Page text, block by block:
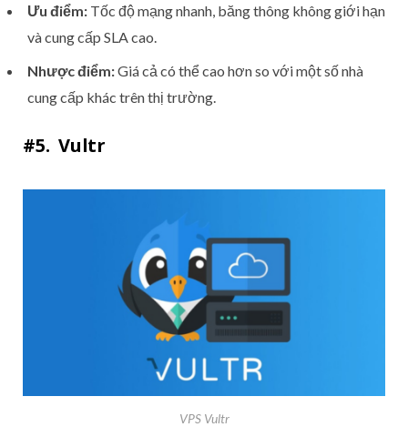
Ưu điểm: Tốc độ mạng nhanh, băng thông không giới hạn
và cung cấp SLA cao.
Nhược điểm:Giá cả có thể cao hơn so với một số nhà
cung cấp khác trên thị trường.
#5. Vultr
VPS Vultr